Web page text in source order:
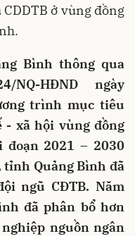
ở vùng đồng
Bình thông qua
HĐND ngày
trình mục tiêu
xã hội vùng đồng
đoạn 2021 – 2030
tỉnh Quảng Bình đã
ngũ CĐTB. Năm
đã phân bổ hơn
nguồn ngân